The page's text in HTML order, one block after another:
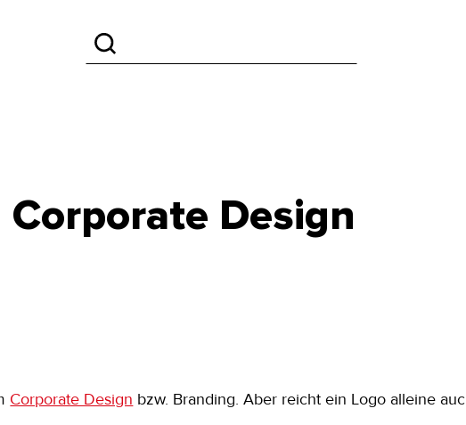
Corporate Design
Corporate Design bzw. Branding. Aber reicht ein Logo alleine